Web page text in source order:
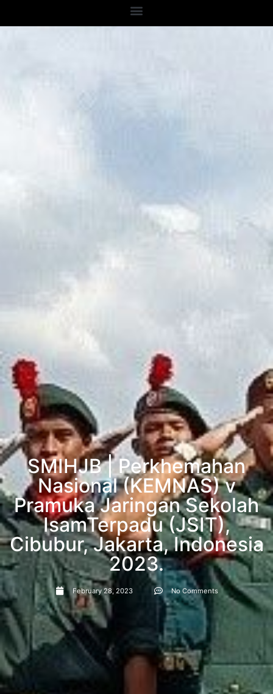
SMIHJB | Perkhemahan
Nasional (KEMNAS) v
Pramuka Jaringan Sekolah
IsamTerpadu (JSIT),
Cibubur, Jakarta, Indonesia
2023.
February 28, 2023 No Comments